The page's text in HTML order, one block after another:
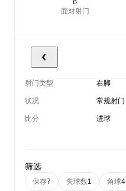
面对射门
射门类型 右脚
状况 常规射门
比分 进球
筛选
保存7 失球数1 角球4